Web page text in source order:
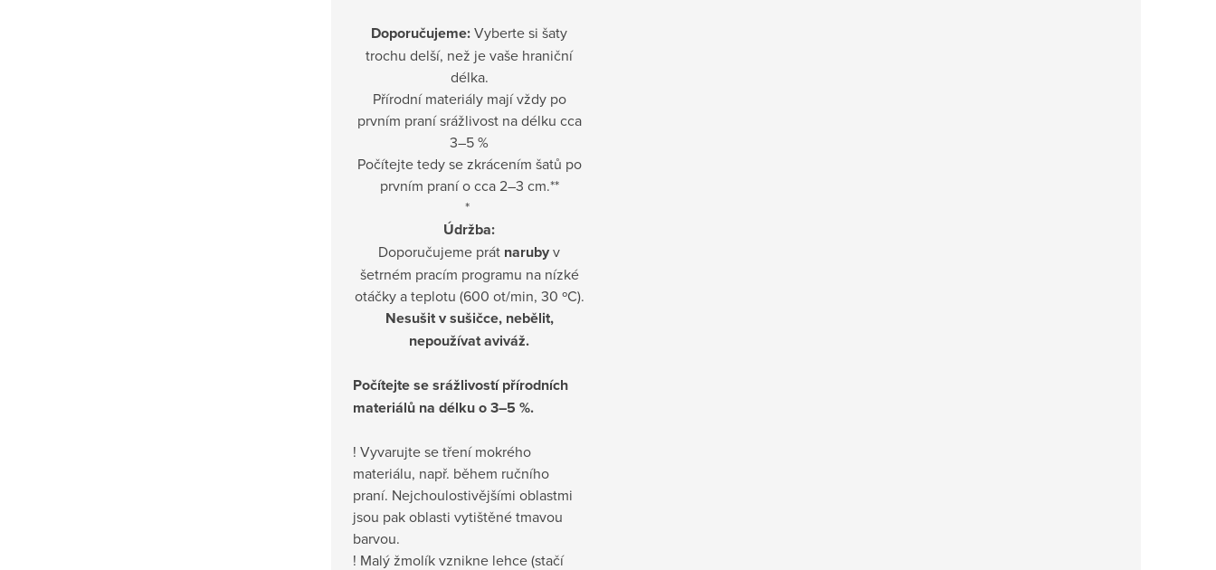
Doporučujeme:Vyberte si šaty
trochu delší, než je vaše hraniční
délka.
Přírodní materiály mají vždy po
prvním praní srážlivost na délku cca
3–5 %
Počítejte tedy se zkrácením šatů po
prvním praní o cca 2–3 cm.**
*
Údržba:
Doporučujeme prát narubyv
šetrném pracím programu na nízké
otáčky a teplotu (600 ot/min, 30 ºC).
Nesušit v sušičce, nebělit,
nepoužívat aviváž.
Počítejte se srážlivostí přírodních
materiálů na délku o 3–5 %.
! Vyvarujte se tření mokrého
materiálu, např. během ručního
praní. Nejchoulostivějšími oblastmi
jsou pak oblasti vytištěné tmavou
barvou.
! Malý žmolík vznikne lehce (stačí